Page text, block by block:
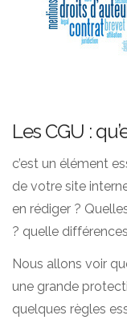
Les CGU :
c’est un élément
de votre site
en rédiger ?
? quelle
Nous allons voir
une grande
quelques règles